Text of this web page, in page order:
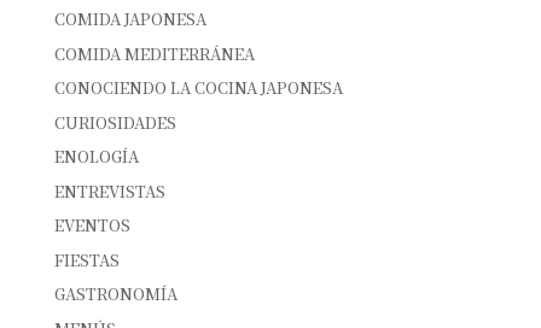
COMIDA JAPONESA
COMIDA MEDITERRÁNEA
CONOCIENDO LA COCINA JAPONESA
CURIOSIDADES
ENOLOGÍA
ENTREVISTAS
EVENTOS
FIESTAS
GASTRONOMÍA